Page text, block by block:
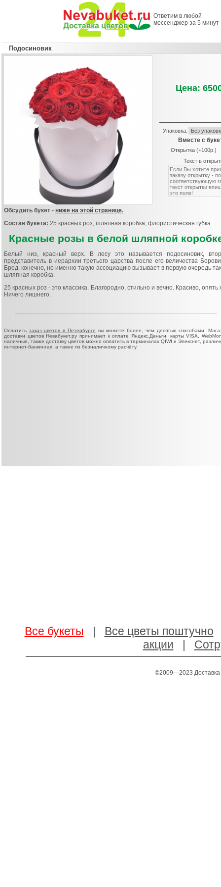
Ответим в любой
мессенджер за 5 минут
Подосиновик
Цена:
Упаковка:
Вместе с
Открытка (+100р.)
Текст в
Обсудить букет - ниже на этой странице.
Состав букета: 25 красных роз, шляпная коробка, флористическая губка
Красные розы в белой шляпной
Белый низ, красный верх. В лесу это называется подосиновик,
представитель в иерархии третьего царства после его величества
Бред, конечно, но именно такую ассоциацию вызывает в первую очередь
шляпная коробка.
25 красных роз - это классика. Благородно, стильно и вечно. Красиво, опять
Ничего лишнего.
Оплатить заказ цветов в Петербурге вы можете более, чем десятью способами.
доставки цветов Невабукет.ру принимает к оплате Яндекс.Деньги, карты VISA,
наличные, также доставку цветов можно оплатить в терминалах QIWI и Элекснет,
интернет-банкингах, а также по безналичному расчёту.
Все букеты | Все цветы поштучно
акции |
©2009—2023 Доставка